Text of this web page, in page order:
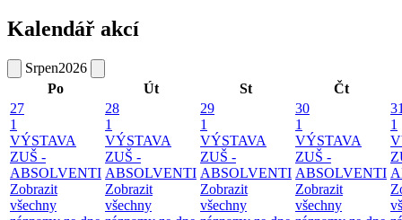
Kalendář akcí
Srpen2026
Po
Út St
Čt
27
1
VÝSTAVA
ZUŠ -
ABSOLVENTI
Zobrazit
všechny
28
1
VÝSTAVA
ZUŠ -
ABSOLVENTI
Zobrazit
všechny
29
1
VÝSTAVA
ZUŠ -
ABSOLVENTI
Zobrazit
všechny
30
1
VÝSTAVA
ZUŠ -
ABSOLVENTI
Zobrazit
všechny
1